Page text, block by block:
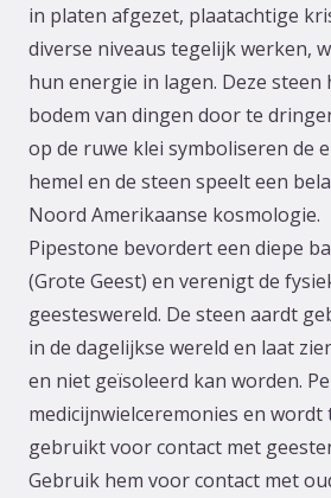
in platen afgezet, plaatachtige
diverse niveaus tegelijk werken,
hun energie in lagen. Deze steen
bodem van dingen door te
op de ruwe klei symboliseren de
hemel en de steen speelt een
Noord Amerikaanse kosmologie.
Pipestone bevordert een diepe
(Grote Geest) en verenigt de
geesteswereld. De steen aardt
in de dagelijkse wereld en laat
en niet geïsoleerd kan worden.
medicijnwielceremonies en
gebruikt voor contact met
Gebruik hem voor contact met